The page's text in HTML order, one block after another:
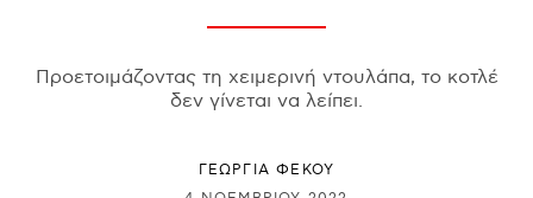
Προετοιμάζοντας τη χειμερινή ντουλάπα, το κοτλέ
δεν γίνεται να λείπει.
ΓΕΩΡΓΙΑ ΦΕΚΟΥ